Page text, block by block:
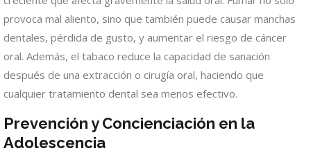
provoca mal aliento, sino que también puede causar manchas
dentales, pérdida de gusto, y aumentar el riesgo de cáncer
oral. Además, el tabaco reduce la capacidad de sanación
después de una extracción o cirugía oral, haciendo que
cualquier tratamiento dental sea menos efectivo.
Prevención y Concienciación en la
Adolescencia